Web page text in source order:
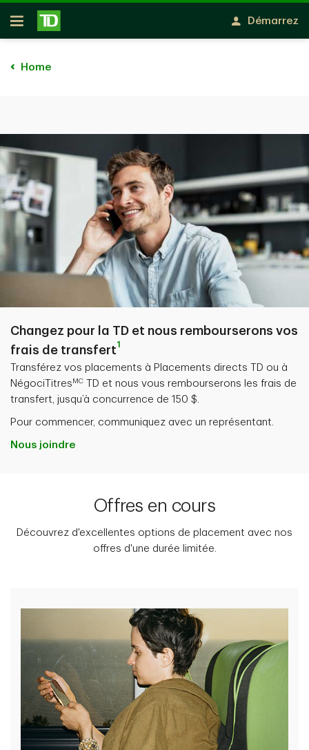
Passer au contenu principal
Ouvert
Démarrez
Home
Changez pour la TD et nous rembourserons vos
frais de transfert1
Transférez vos placements à Placements directs TD ou à
NégociTitres MC
TD et nous vous rembourserons les frais de
transfert, jusqu’à concurrence de 150 $.
Pour commencer, communiquez avec un représentant.
Nous joindre
Offres en cours
Découvrez d'excellentes options de placement avec nos
offres d'une durée limitée.